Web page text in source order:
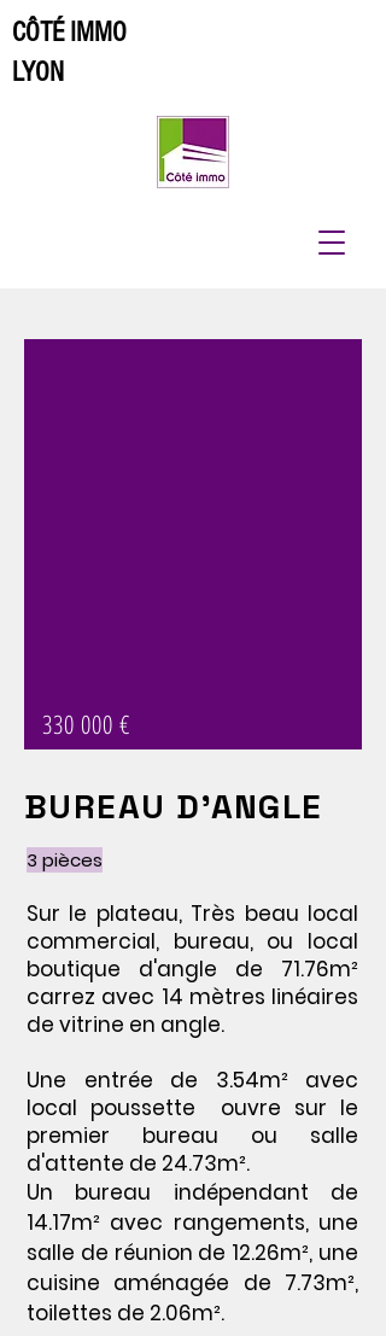
CÔTÉ IMMO
LYON
330 000 €
BUREAU D'ANGLE
3 pièces
Sur le plateau, Très beau local
commercial, bureau, ou local
boutique d'angle de 71.76m²
carrez avec 14 mètres linéaires
de vitrine en angle.
Une entrée de 3.54m² avec
local poussette ouvre sur le
premier bureau ou salle
d'attente de 24.73m².
Un bureau indépendant de
14.17m² avec rangements, une
salle de réunion de 12.26m², une
cuisine aménagée de 7.73m²,
toilettes de 2.06m².